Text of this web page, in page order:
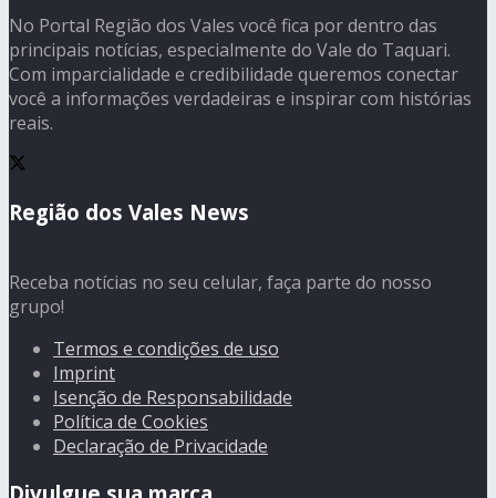
No Portal Região dos Vales você fica por dentro das
principais notícias, especialmente do Vale do Taquari.
Com imparcialidade e credibilidade queremos conectar
você a informações verdadeiras e inspirar com histórias
reais.
Região dos Vales News
Receba notícias no seu celular, faça parte do nosso
grupo!
Termos e condições de uso
Imprint
Isenção de Responsabilidade
Política de Cookies
Declaração de Privacidade